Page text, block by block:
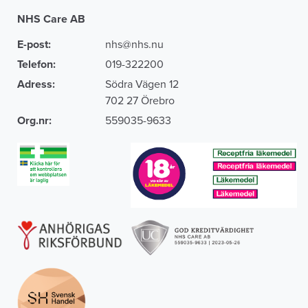
NHS Care AB
E-post:
nhs@nhs.nu
Telefon:
019-322200
Adress:
Södra Vägen 12
702 27 Örebro
Org.nr:
559035-9633